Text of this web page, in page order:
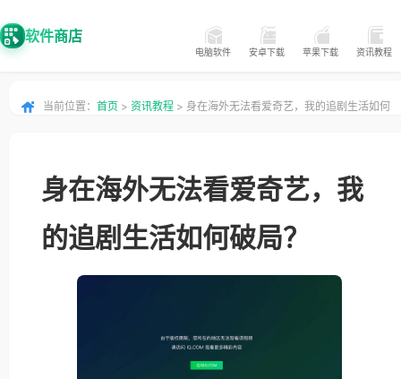
软件商店
电脑软件 安卓下载 苹果下载 资讯教程
当前位置： 首页 > 资讯教程 > 身在海外无法看爱奇艺，我的追剧生活如何
身在海外无法看爱奇艺，我
的追剧生活如何破局？